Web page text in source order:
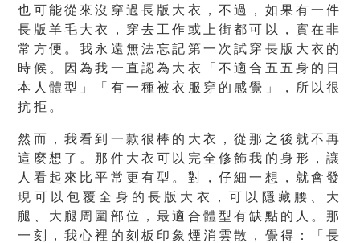
也可能從來沒穿過長版大衣，不過，如果有一件
長版羊毛大衣，穿去工作或上街都可以，實在非
常方便。我永遠無法忘記第一次試穿長版大衣的
時候。因為我一直認為大衣「不適合五五身的日
本人體型」「有一種被衣服穿的感覺」，所以很
抗拒。
然而，我看到一款很棒的大衣，從那之後就不再
這麼想了。那件大衣可以完全修飾我的身形，讓
人看起來比平常更有型。對，仔細一想，就會發
現可以包覆全身的長版大衣，可以隱藏腰、大
腿、大腿周圍部位，最適合體型有缺點的人。那
一刻，我心裡的刻板印象煙消雲散，覺得：「長